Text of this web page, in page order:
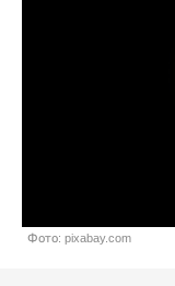
Фото: pixabay.com